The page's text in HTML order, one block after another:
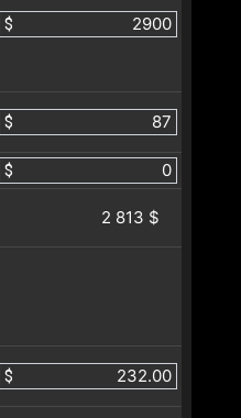
$
$
$
2 813 $
$